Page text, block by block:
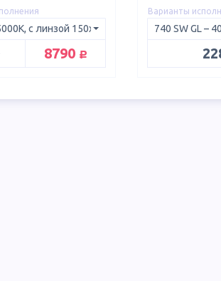
8790 руб.
Варианты